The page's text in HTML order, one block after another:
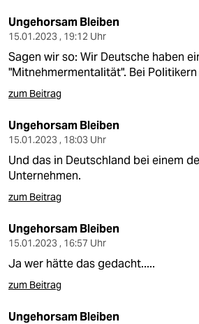
Ungehorsam Bleiben
15.01.2023 , 19:12 Uhr
Sagen wir so: Wir Deutsche haben
"Mitnehmermentalität". Bei
zum Beitrag
Ungehorsam Bleiben
15.01.2023 , 18:03 Uhr
Und das in Deutschland bei einem
Unternehmen.
zum Beitrag
Ungehorsam Bleiben
15.01.2023 , 16:57 Uhr
Ja wer hätte das gedacht.....
zum Beitrag
Ungehorsam Bleiben